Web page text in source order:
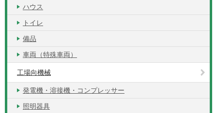
ハウス
トイレ
備品
車両（特殊車両）
工場向機械
発電機・溶接機・コンプレッサー
照明器具